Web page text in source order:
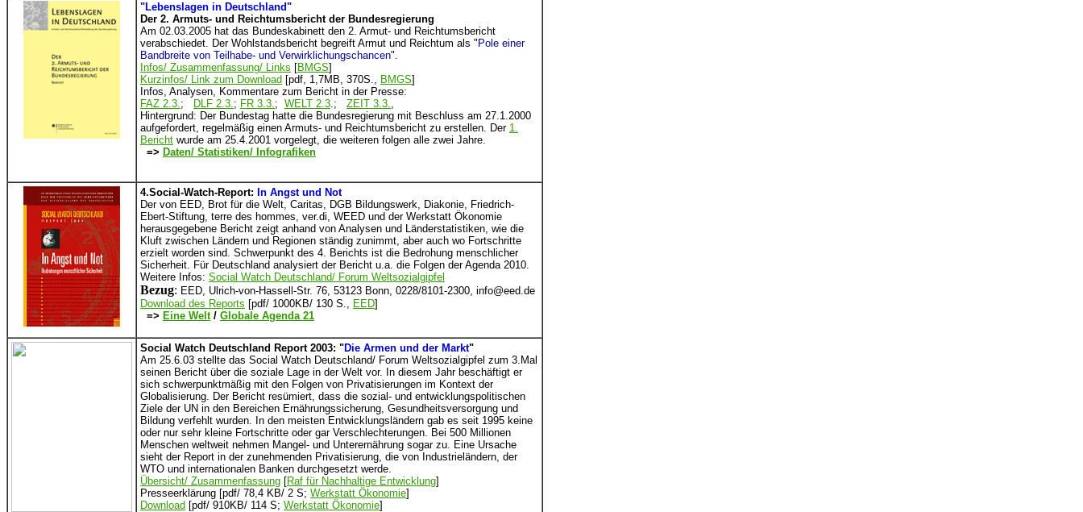
"Lebenslagen in Deutschland"
Der 2. Armuts- und Reichtumsbericht der Bundesregierung
Am 02.03.2005 hat das Bundeskabinett den 2. Armut- und Reichtumsbericht
verabschiedet. Der Wohlstandsbericht begreift Armut und Reichtum als " Pole einer
Bandbreite von Teilhabe- und Verwirklichungschancen".
Infos/ Zusammenfassung/ Links [BMGS]
Kurzinfos/ Link zum Download [pdf, 1,7MB, 370S., BMGS]
Infos, Analysen, Kommentare zum Bericht in der Presse:
FAZ 2.3.; DLF 2.3.; FR 3.3.; WELT 2.3.; ZEIT 3.3.,
Hintergrund: Der Bundestag hatte die Bundesregierung mit Beschluss am 27.1.2000
aufgefordert, regelmäßig einen Armuts- und Reichtumsbericht zu erstellen. Der 1.
Bericht wurde am 25.4.2001 vorgelegt, die weiteren folgen alle zwei Jahre.
=> Daten/ Statistiken/ Infografiken
4.Social-Watch-Report: In Angst und Not
Der von EED, Brot für die Welt, Caritas, DGB Bildungswerk, Diakonie, Friedrich-
Ebert-Stiftung, terre des hommes, ver.di, WEED und der Werkstatt Ökonomie
herausgegebene Bericht zeigt anhand von Analysen und Länderstatistiken, wie die
Kluft zwischen Ländern und Regionen ständig zunimmt, aber auch wo Fortschritte
erzielt worden sind. Schwerpunkt des 4. Berichts ist die Bedrohung menschlicher
Sicherheit. Für Deutschland analysiert der Bericht u.a. die Folgen der Agenda 2010.
Weitere Infos: Social Watch Deutschland/ Forum Weltsozialgipfel
Bezug: EED, Ulrich-von-Hassell-Str. 76, 53123 Bonn, 0228/8101-2300, info@eed.de
Download des Reports [pdf/ 1000KB/ 130 S., EED]
=> Eine Welt/ Globale Agenda 21
Social Watch Deutschland Report 2003: "Die Armen und der Markt"
Am 25.6.03 stellte das Social Watch Deutschland/ Forum Weltsozialgipfel zum 3.Mal
seinen Bericht über die soziale Lage in der Welt vor. In diesem Jahr beschäftigt er
sich schwerpunktmäßig mit den Folgen von Privatisierungen im Kontext der
Globalisierung. Der Bericht resümiert, dass die sozial- und entwicklungspolitischen
Ziele der UN in den Bereichen Ernährungssicherung, Gesundheitsversorgung und
Bildung verfehlt wurden. In den meisten Entwicklungsländern gab es seit 1995 keine
oder nur sehr kleine Fortschritte oder gar Verschlechterungen. Bei 500 Millionen
Menschen weltweit nehmen Mangel- und Unterernährung sogar zu. Eine Ursache
sieht der Report in der zunehmenden Privatisierung, die von Industrieländern, der
WTO und internationalen Banken durchgesetzt werde.
Übersicht/ Zusammenfassung [Raf für Nachhaltige Entwicklung]
Presseerklärung [pdf/ 78,4 KB/ 2 S; Werkstatt Ökonomie]
Download [pdf/ 910KB/ 114 S; Werkstatt Ökonomie]